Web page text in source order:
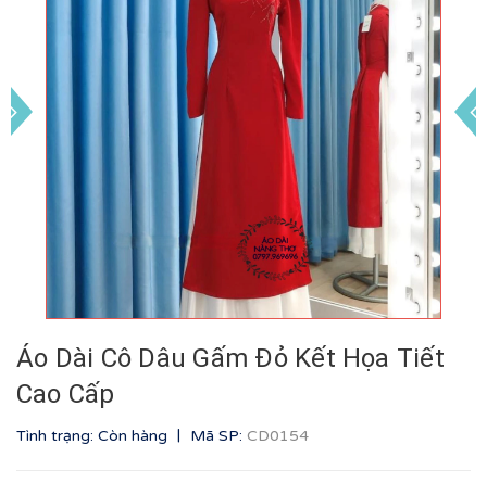
Áo Dài Cô Dâu Gấm Đỏ Kết Họa Tiết
Cao Cấp
Tình trạng: Còn hàng | Mã SP: CD0154